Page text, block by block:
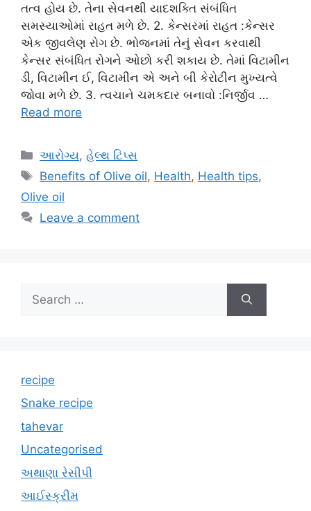
તત્વ હોય છે. તેના સેવનથી યાદશક્તિ સંબંધિત
સમસ્યાઓમાં રાહત મળે છે. 2. કેન્સરમાં રાહત :કેન્સર
એક જીવલેણ રોગ છે. ભોજનમાં તેનું સેવન કરવાથી
કેન્સર સંબંધિત રોગને ઓછો કરી શકાય છે. તેમાં વિટામીન
ડી, વિટામીન ઈ, વિટામીન એ અને બી કેરોટીન મુખ્યત્વે
જોવા મળે છે. 3. ત્વચાને ચમકદાર બનાવો :નિર્જીવ …
Read more
Categories
આરોગ્ય,હેલ્થ ટિપ્સ
Tags
Benefits of Olive oil, Health, Health tips,
Olive oil
Leave a comment
for:
recipe
Snake recipe
tahevar
Uncategorised
અથાણા રેસીપી
આઈસ્ક્રીમ